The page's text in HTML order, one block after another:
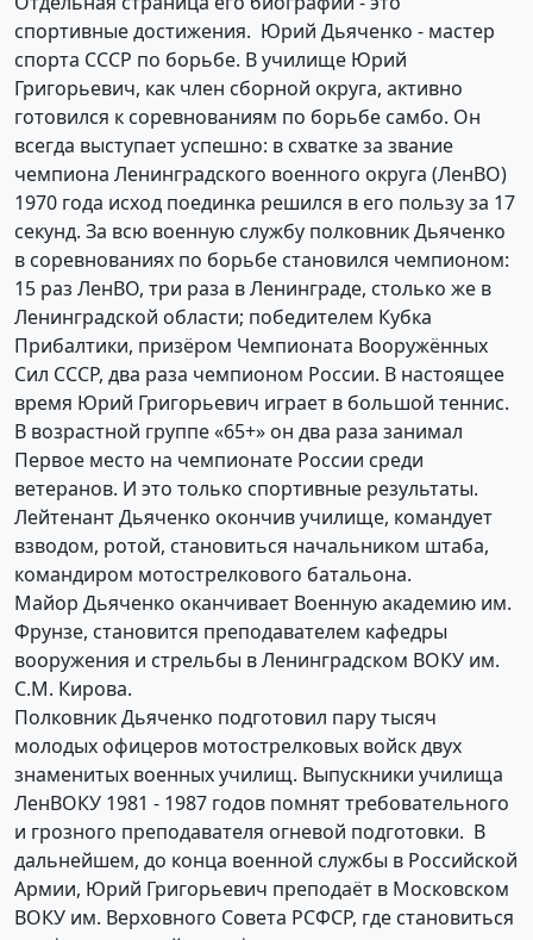
спортивные достижения. Юрий Дьяченко - мастер
спорта СССР по борьбе. В училище Юрий
Григорьевич, как член сборной округа, активно
готовился к соревнованиям по борьбе самбо. Он
всегда выступает успешно: в схватке за звание
чемпиона Ленинградского военного округа (ЛенВО)
1970 года исход поединка решился в его пользу за 17
секунд. За всю военную службу полковник Дьяченко
в соревнованиях по борьбе становился чемпионом:
15 раз ЛенВО, три раза в Ленинграде, столько же в
Ленинградской области; победителем Кубка
Прибалтики, призёром Чемпионата Вооружённых
Сил СССР, два раза чемпионом России. В настоящее
время Юрий Григорьевич играет в большой теннис.
В возрастной группе «65+» он два раза занимал
Первое место на чемпионате России среди
ветеранов. И это только спортивные результаты.
Лейтенант Дьяченко окончив училище, командует
взводом, ротой, становиться начальником штаба,
командиром мотострелкового батальона.
Майор Дьяченко оканчивает Военную академию им.
Фрунзе, становится преподавателем кафедры
вооружения и стрельбы в Ленинградском ВОКУ им.
С.М. Кирова.
Полковник Дьяченко подготовил пару тысяч
молодых офицеров мотострелковых войск двух
знаменитых военных училищ. Выпускники училища
ЛенВОКУ 1981 - 1987 годов помнят требовательного
и грозного преподавателя огневой подготовки. В
дальнейшем, до конца военной службы в Российской
Армии, Юрий Григорьевич преподаёт в Московском
ВОКУ им. Верховного Совета РСФСР, где становиться